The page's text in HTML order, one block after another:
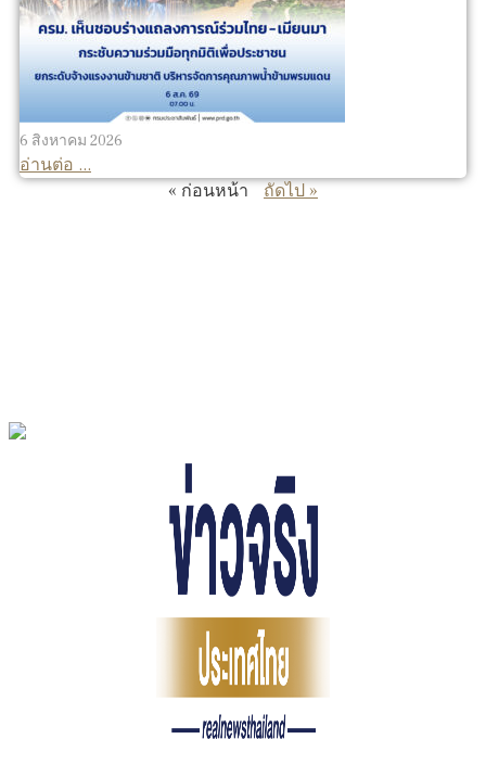
6 สิงหาคม 2026
อ่านต่อ ...
« ก่อนหน้า
ถัดไป »